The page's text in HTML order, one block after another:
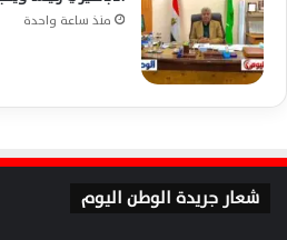
منذ ساعة واحدة
شعار جريدة الوطن اليوم